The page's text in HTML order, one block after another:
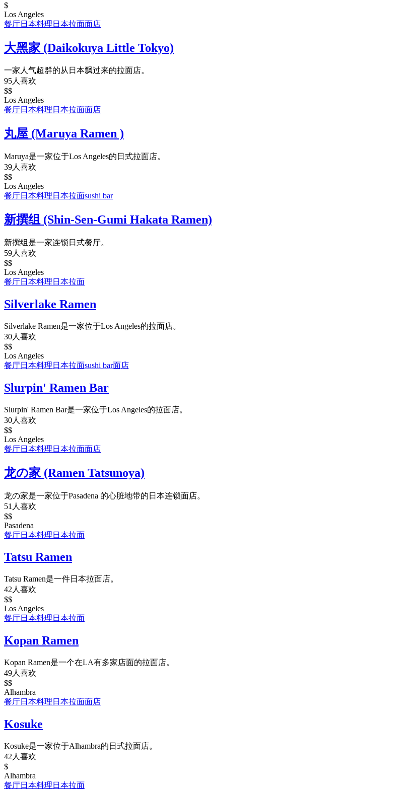
$
Los Angeles
餐厅日本料理 日本拉面面店
大黑家 (Daikokuya Little Tokyo)
一家人气超群的从日本飘过来的拉面店。
95人喜欢
$$
Los Angeles
餐厅日本料理 日本拉面面店
丸屋 (Maruya Ramen )
Maruya是一家位于Los Angeles的日式拉面店。
39人喜欢
$$
Los Angeles
餐厅日本料理 日本拉面sushi bar
新撰组 (Shin-Sen-Gumi Hakata Ramen)
新撰组是一家连锁日式餐厅。
59人喜欢
$$
Los Angeles
餐厅日本料理 日本拉面
Silverlake Ramen
Silverlake Ramen是一家位于Los Angeles的拉面店。
30人喜欢
$$
Los Angeles
餐厅日本料理 日本拉面sushi bar面店
Slurpin' Ramen Bar
Slurpin' Ramen Bar是一家位于Los Angeles的拉面店。
30人喜欢
$$
Los Angeles
餐厅日本料理 日本拉面面店
龙の家 (Ramen Tatsunoya)
龙の家是一家位于Pasadena 的心脏地带的日本连锁面店。
51人喜欢
$$
Pasadena
餐厅日本料理 日本拉面
Tatsu Ramen
Tatsu Ramen是一件日本拉面店。
42人喜欢
$$
Los Angeles
餐厅日本料理 日本拉面
Kopan Ramen
Kopan Ramen是一个在LA有多家店面的拉面店。
49人喜欢
$$
Alhambra
餐厅日本料理 日本拉面面店
Kosuke
Kosuke是一家位于Alhambra的日式拉面店。
42人喜欢
$
Alhambra
餐厅日本料理 日本拉面